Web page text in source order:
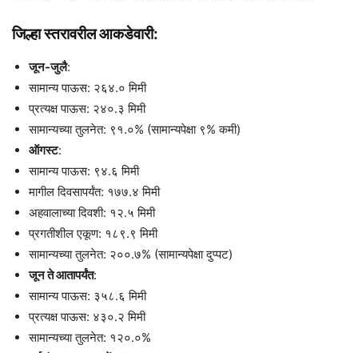
जिल्हा स्तरावरील आकडेवारी:
जून-जुलै:
सामान्य पाऊस: २६४.० मिमी
प्रत्यक्ष पाऊस: २४०.३ मिमी
सामान्यच्या तुलनेत: ९१.०% (सामान्यपेक्षा ९% कमी)
ऑगस्ट:
सामान्य पाऊस: ९४.६ मिमी
मागील दिवसापर्यंत: १७७.४ मिमी
अहवालाच्या दिवशी: १२.५ मिमी
प्रगतीशील एकूण: १८९.९ मिमी
सामान्यच्या तुलनेत: २००.७% (सामान्यपेक्षा दुप्पट)
जून ते आतापर्यंत:
सामान्य पाऊस: ३५८.६ मिमी
प्रत्यक्ष पाऊस: ४३०.२ मिमी
सामान्यच्या तुलनेत: १२०.०%